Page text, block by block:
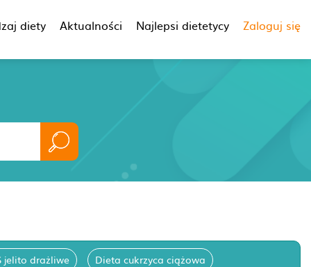
diety Aktualności Najlepsi dietetycy Zaloguj się
jelito drażliwe Dieta cukrzyca ciążowa